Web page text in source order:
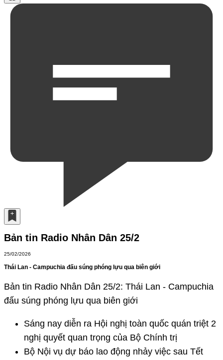
Bản tin Radio Nhân Dân 25/2
25/02/2026
Thái Lan - Campuchia đấu súng phóng lựu qua biên giới
Bản tin Radio Nhân Dân 25/2: Thái Lan - Campuchia
đấu súng phóng lựu qua biên giới
Sáng nay diễn ra Hội nghị toàn quốc quán triệt 2
nghị quyết quan trọng của Bộ Chính trị
Bộ Nội vụ dự báo lao động nhảy việc sau Tết